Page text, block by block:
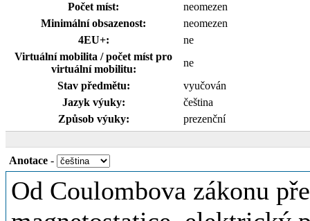
Počet míst:
neomezen
Minimální obsazenost:
neomezen
4EU+:
ne
Virtuální mobilita / počet míst pro
virtuální mobilitu:
ne
Stav předmětu:
vyučován
Jazyk výuky:
čeština
Způsob výuky:
prezenční
Anotace -
Od Coulombova zákonu